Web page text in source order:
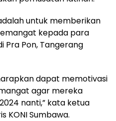
untuk memberikan
kepada para
Pra Pon, Tangerang
dapat memotivasi
agar mereka
nanti,” kata ketua
KONI Sumbawa.